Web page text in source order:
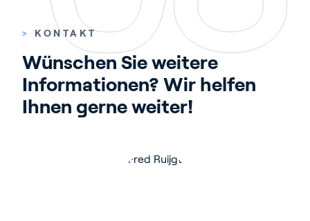
> KONTAKT
Wünschen Sie weitere
Informationen? Wir helfen
Ihnen gerne weiter!